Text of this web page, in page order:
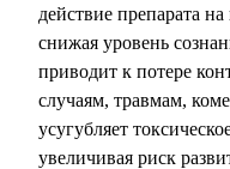
действие препарата
снижая уровень
приводит к потере
случаям, травмам,
усугубляет
увеличивая риск